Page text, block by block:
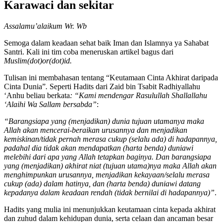
Karawaci dan sekitar
Assalamu’alaikum Wr. Wb
Semoga dalam keadaan sehat baik Iman dan Islamnya ya Sahabat
Santri. Kali ini tim coba meneruskan artikel bagus dari
Muslim(dot)or(dot)id.
Tulisan ini membahasan tentang “Keutamaan Cinta Akhirat daripada
Cinta Dunia”. Seperti Hadits dari Zaid bin Tsabit Radhiyallahu
‘Anhu beliau berkata: “Kami mendengar Rasulullah Shallallahu
‘Alaihi Wa Sallam bersabda”:
“Barangsiapa yang (menjadikan) dunia tujuan utamanya maka
Allah akan mencerai-beraikan urusannya dan menjadikan
kemiskinan/tidak pernah merasa cukup (selalu ada) di hadapannya,
padahal dia tidak akan mendapatkan (harta benda) duniawi
melebihi dari apa yang Allah tetapkan baginya. Dan barangsiapa
yang (menjadikan) akhirat niat (tujuan utama)nya maka Allah akan
menghimpunkan urusannya, menjadikan kekayaan/selalu merasa
cukup (ada) dalam hatinya, dan (harta benda) duniawi datang
kepadanya dalam keadaan rendah (tidak bernilai di hadapannya)”.
Hadits yang mulia ini menunjukkan keutamaan cinta kepada akhirat
dan zuhud dalam kehidupan dunia, serta celaan dan ancaman besar